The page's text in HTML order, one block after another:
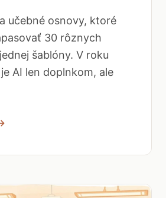
učebné osnovy, ktoré
30 rôznych
šablóny. V roku
AI len doplnkom, ale